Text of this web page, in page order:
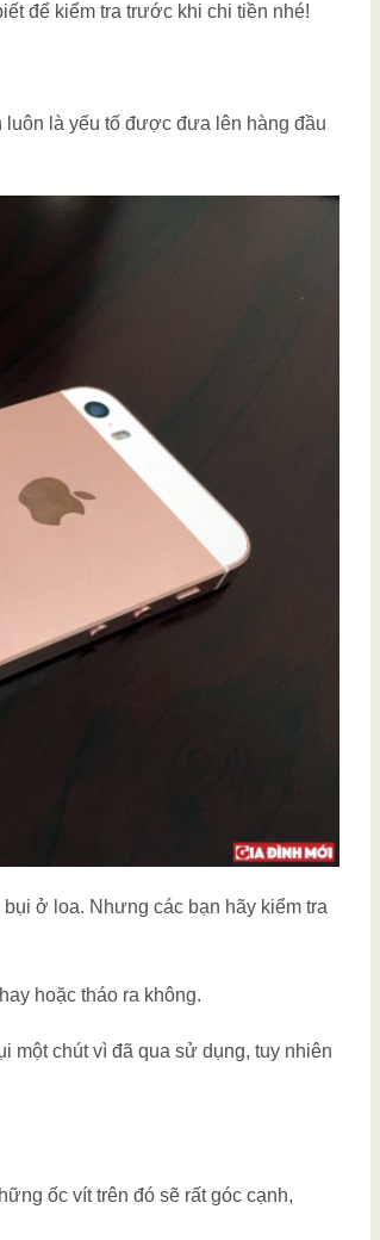
để kiểm tra trước khi chi tiền nhé!
là yếu tố được đưa lên hàng đầu
ở loa. Nhưng các bạn hãy kiểm tra
hoặc tháo ra không.
một chút vì đã qua sử dụng, tuy nhiên
ốc vít trên đó sẽ rất góc cạnh,